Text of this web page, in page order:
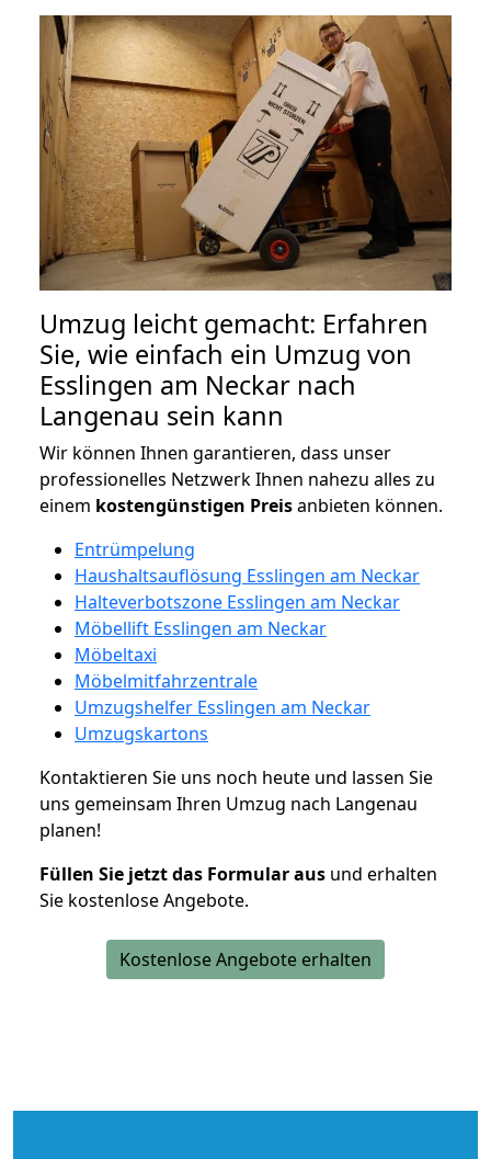
Umzug leicht gemacht: Erfahren
Sie, wie einfach ein Umzug von
Esslingen am Neckar nach
Langenau sein kann
Wir können Ihnen garantieren, dass unser
professionelles Netzwerk Ihnen nahezu alles zu
einem kostengünstigen Preisanbieten können.
Entrümpelung
Haushaltsauflösung Esslingen am Neckar
Halteverbotszone Esslingen am Neckar
Möbellift Esslingen am Neckar
Möbeltaxi
Möbelmitfahrzentrale
Umzugshelfer Esslingen am Neckar
Umzugskartons
Kontaktieren Sie uns noch heute und lassen Sie
uns gemeinsam Ihren Umzug nach Langenau
planen!
Füllen Sie jetzt das Formular aus und erhalten
Sie kostenlose Angebote.
Kostenlose Angebote erhalten